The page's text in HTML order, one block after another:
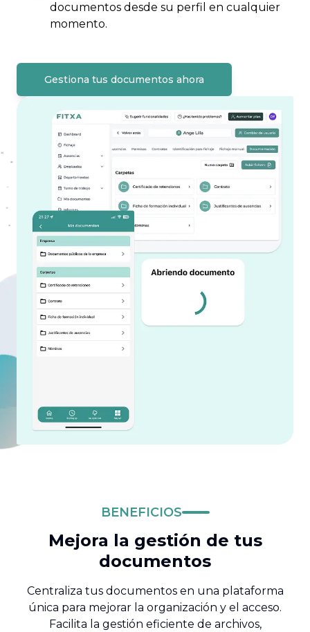
documentos desde su perfil en cualquier
momento.
Gestiona tus documentos ahora
BENEFICIOS
Mejora la gestión de tus
documentos
Centraliza tus documentos en una plataforma
única para mejorar la organización y el acceso.
Facilita la gestión eficiente de archivos,